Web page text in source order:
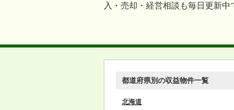
入・売却・経営相談も毎日更新
都道府県別の収益物件一覧
北海道